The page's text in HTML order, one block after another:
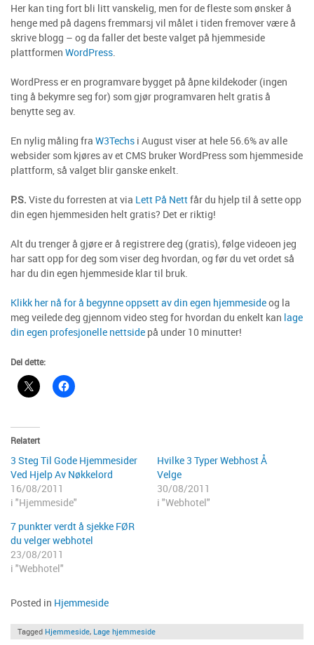
Her kan ting fort bli litt vanskelig, men for de fleste som ønsker å
henge med på dagens fremmarsj vil målet i tiden fremover være å
skrive blogg – og da faller det beste valget på hjemmeside
plattformen WordPress.
WordPress er en programvare bygget på åpne kildekoder (ingen
ting å bekymre seg for) som gjør programvaren helt gratis å
benytte seg av.
En nylig måling fra W3Techs i August viser at hele 56.6% av alle
websider som kjøres av et CMS bruker WordPress som hjemmeside
plattform, så valget blir ganske enkelt.
P.S. Viste du forresten at via Lett På Nettfår du hjelp til å sette opp
din egen hjemmesiden helt gratis? Det er riktig!
Alt du trenger å gjøre er å registrere deg (gratis), følge videoen jeg
har satt opp for deg som viser deg hvordan, og før du vet ordet så
har du din egen hjemmeside klar til bruk.
Klikk her nå for å begynne oppsett av din egen hjemmesideog la
meg veilede deg gjennom video steg for hvordan du enkelt kan lage
din egen profesjonelle nettside på under 10 minutter!
Del dette:
Relatert
3 Steg Til Gode Hjemmesider
Ved Hjelp Av Nøkkelord
16/08/2011
i "Hjemmeside"
Hvilke 3 Typer Webhost Å
Velge
30/08/2011
i "Webhotel"
7 punkter verdt å sjekke FØR
du velger webhotel
23/08/2011
i "Webhotel"
Posted in Hjemmeside
Tagged Hjemmeside, Lage hjemmeside